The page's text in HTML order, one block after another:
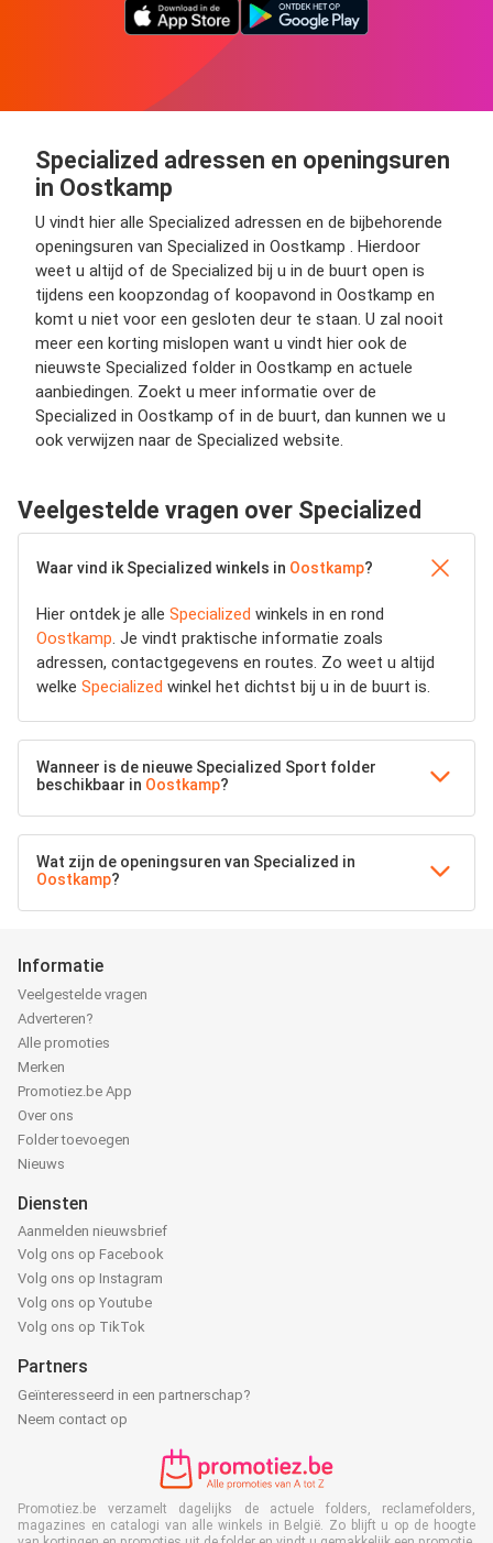
Specialized adressen en openingsuren
in Oostkamp
U vindt hier alle Specialized adressen en de bijbehorende
openingsuren van Specialized in Oostkamp . Hierdoor
weet u altijd of de Specialized bij u in de buurt open is
tijdens een koopzondag of koopavond in Oostkamp en
komt u niet voor een gesloten deur te staan. U zal nooit
meer een korting mislopen want u vindt hier ook de
nieuwste Specialized folder in Oostkamp en actuele
aanbiedingen. Zoekt u meer informatie over de
Specialized in Oostkamp of in de buurt, dan kunnen we u
ook verwijzen naar de Specialized website.
Veelgestelde vragen over Specialized
Waar vind ik Specialized winkels in Oostkamp?
Hier ontdek je alle Specialized winkels in en rond
Oostkamp. Je vindt praktische informatie zoals
adressen, contactgegevens en routes. Zo weet u altijd
welke Specialized winkel het dichtst bij u in de buurt is.
Wanneer is de nieuwe Specialized Sport folder
beschikbaar in Oostkamp?
Wat zijn de openingsuren van Specialized in
Oostkamp?
Informatie
Veelgestelde vragen
Adverteren?
Alle promoties
Merken
Promotiez.be App
Over ons
Folder toevoegen
Nieuws
Diensten
Aanmelden nieuwsbrief
Volg ons op Facebook
Volg ons op Instagram
Volg ons op Youtube
Volg ons op TikTok
Partners
Geïnteresseerd in een partnerschap?
Neem contact op
Promotiez.be verzamelt dagelijks de actuele folders, reclamefolders,
magazines en catalogi van alle winkels in België. Zo blijft u op de hoogte